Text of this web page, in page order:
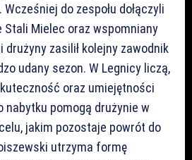
do zespołu dołączyli
Stali Mielec oraz wspomniany
drużyny zasilił kolejny zawodnik
udany sezon. W Legnicy liczą,
oraz umiejętności
nabytku pomogą drużynie w
jakim pozostaje powrót do
utrzyma formę